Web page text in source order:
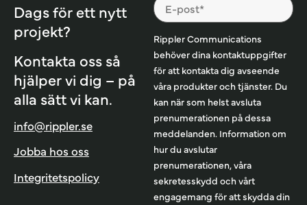
Dags för ett nytt
projekt?
Kontakta oss så
hjälper vi dig – på
alla sätt vi kan.
info@rippler.se
Jobba hos oss
Integritetspolicy
Rippler Communications
behöver dina kontaktuppgifter
för att kontakta dig avseende
våra produkter och tjänster. Du
kan när som helst avsluta
prenumerationen på dessa
meddelanden. Information om
hur du avslutar
prenumerationen, våra
sekretesskydd och vårt
engagemang för att skydda din